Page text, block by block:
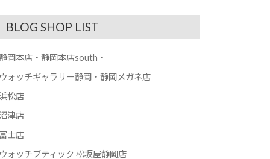
BLOG SHOP LIST
岡本店・静岡本店south・
ォッチギャラリー静岡・静岡メガネ店
松店
津店
士店
ォッチブティック 松坂屋静岡店